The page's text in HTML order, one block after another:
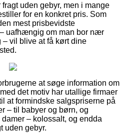
uden gebyr, men i mange
for en konkret pris. Som
mest prisbevidste
uafhængig om man bor nær
vil blive at få kørt dine
at søge information om
det motiv har utallige firmaer
at formindske salgspriserne på
– til babyer og børn, og
– kolossalt, og endda
uden gebyr.